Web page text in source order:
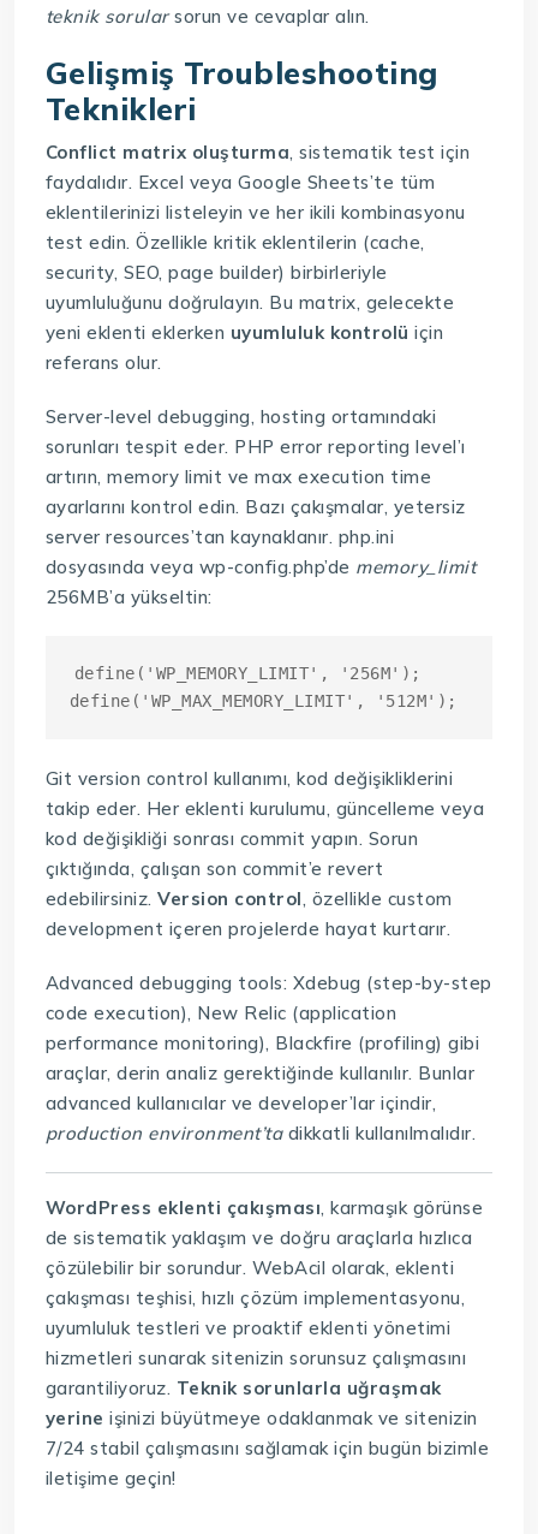
teknik sorularsorun ve cevaplar alın.
Gelişmiş Troubleshooting
Teknikleri
Conflict matrix oluşturma, sistematik test için
faydalıdır. Excel veya Google Sheets’te tüm
eklentilerinizi listeleyin ve her ikili kombinasyonu
test edin. Özellikle kritik eklentilerin (cache,
security, SEO, page builder) birbirleriyle
uyumluluğunu doğrulayın. Bu matrix, gelecekte
yeni eklenti eklerken uyumluluk kontrolü için
referans olur.
Server-level debugging, hosting ortamındaki
sorunları tespit eder. PHP error reporting level’ı
artırın, memory limit ve max execution time
ayarlarını kontrol edin. Bazı çakışmalar, yetersiz
server resources’tan kaynaklanır. php.ini
dosyasında veya wp-config.php’de memory_limit
256MB’a yükseltin:
define('WP_MEMORY_LIMIT', '256M');
Git version control kullanımı, kod değişikliklerini
takip eder. Her eklenti kurulumu, güncelleme veya
kod değişikliği sonrası commit yapın. Sorun
çıktığında, çalışan son commit’e revert
edebilirsiniz.Version control, özellikle custom
development içeren projelerde hayat kurtarır.
Advanced debugging tools: Xdebug (step-by-step
code execution), New Relic (application
performance monitoring), Blackfire (profiling) gibi
araçlar, derin analiz gerektiğinde kullanılır. Bunlar
advanced kullanıcılar ve developer’lar içindir,
production environment’tadikkatli kullanılmalıdır.
WordPress eklenti çakışması, karmaşık görünse
de sistematik yaklaşım ve doğru araçlarla hızlıca
çözülebilir bir sorundur. WebAcil olarak, eklenti
çakışması teşhisi, hızlı çözüm implementasyonu,
uyumluluk testleri ve proaktif eklenti yönetimi
hizmetleri sunarak sitenizin sorunsuz çalışmasını
garantiliyoruz. Teknik sorunlarla uğraşmak
yerine işinizi büyütmeye odaklanmak ve sitenizin
7/24 stabil çalışmasını sağlamak için bugün bizimle
iletişime geçin!